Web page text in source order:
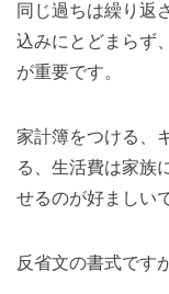
同じ過ちは繰り返
込みにとどまらず
が重要です。
家計簿をつける、
る、生活費は家族
せるのが好ましい
反省文の書式です